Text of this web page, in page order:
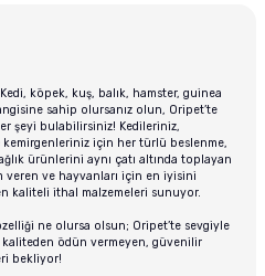
köpek, kuş, balık, hamster, guinea
sahip olursanız olun, Oripet’te
şeyi bulabilirsiniz! Kedileriniz,
için her türlü beslenme,
ürünlerini aynı çatı altında toplayan
veren ve hayvanları için en iyisini
kaliteli ithal malzemeleri sunuyor.
ne olursa olsun; Oripet’te sevgiyle
kaliteden ödün vermeyen, güvenilir
bekliyor!